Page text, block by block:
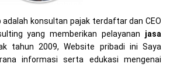
adalah konsultan pajak terdaftar dan CEO
yang memberikan pelayanan jasa
tahun 2009, Website pribadi ini Saya
informasi serta edukasi mengenai